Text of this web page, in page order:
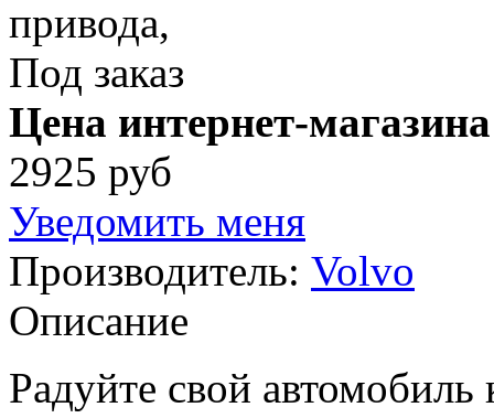
привода,
Под заказ
Цена интернет-
2925 руб
Уведомить меня
Производитель: Volvo
Описание
Радуйте свой